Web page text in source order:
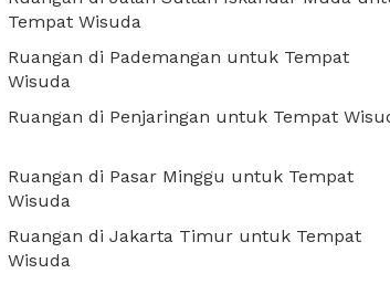
Tempat Wisuda
Ruangan di Pademangan untuk Tempat
Wisuda
Ruangan di Penjaringan untuk Tempat
Ruangan di Pasar Minggu untuk Tempat
Wisuda
Ruangan di Jakarta Timur untuk Tempat
Wisuda